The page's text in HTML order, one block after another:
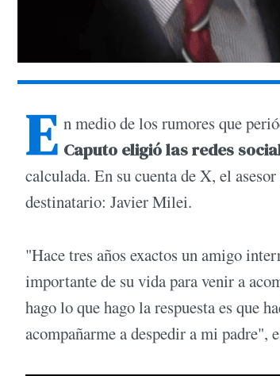
E n medio de los rumores que
Caputo eligió las redes
calculada. En su cuenta de X, el
destinatario: Javier Milei.
"Hace tres años exactos un amigo
importante de su vida para venir a
hago lo que hago la respuesta es que
acompañarme a despedir a mi padre",